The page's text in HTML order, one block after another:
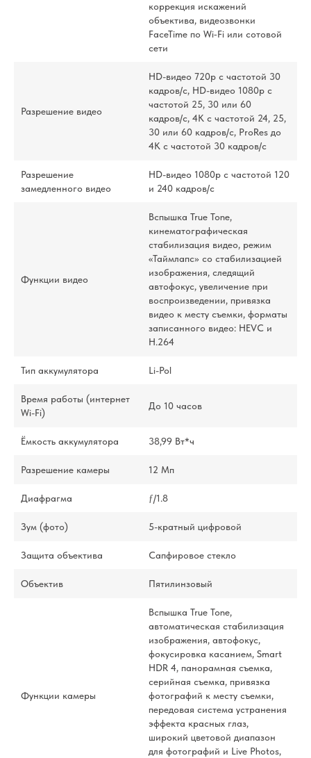
коррекция искажений
объектива, видеозвонки
FaceTime по Wi‑Fi или сотовой
сети
Разрешение видео
HD-видео 720p с частотой 30
кадров/ с, HD-видео 1080p с
частотой 25, 30 или 60
кадров/ с, 4K с частотой 24, 25,
30 или 60 кадров/ с, ProRes до
4K с частотой 30 кадров/ с
Разрешение
замедленного видео
HD-видео 1080р с частотой 120
и 240 кадров/ с
Функции видео
Вспышка True Tone,
кинематографическая
стабилизация видео, режим
«Таймлапс» со стабилизацией
изображения, следящий
автофокус, увеличение при
воспроизведении, привязка
видео к месту съемки, форматы
записанного видео: HEVC и
H.264
Тип аккумулятора Li-Pol
Время работы (интернет
Wi-Fi)
До 10 часов
Ёмкость аккумулятора 38,99 Вт*ч
Разрешение камеры 12 Мп
Диафрагма ƒ/1.8
Зум (фото) 5-кратный цифровой
Защита объектива Сапфировое стекло
Объектив Пятилинзовый
Функции камеры
Вспышка True Tone,
автоматическая стабилизация
изображения, автофокус,
фокусировка касанием, Smart
HDR 4, панорамная съемка,
серийная съемка, привязка
фотографий к месту съемки,
передовая система устранения
эффекта красных глаз,
широкий цветовой диапазон
для фотографий и Live Photos,